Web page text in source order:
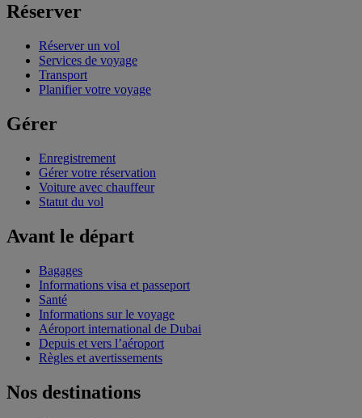
Réserver
Réserver un vol
Services de voyage
Transport
Planifier votre voyage
Gérer
Enregistrement
Gérer votre réservation
Voiture avec chauffeur
Statut du vol
Avant le départ
Bagages
Informations visa et passeport
Santé
Informations sur le voyage
Aéroport international de Dubai
Depuis et vers l’aéroport
Règles et avertissements
Nos destinations